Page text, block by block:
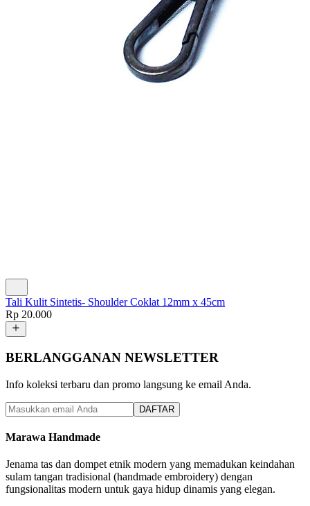
Tali Kulit Sintetis- Shoulder Coklat 12mm x 45cm
Rp 20.000
BERLANGGANAN NEWSLETTER
Info koleksi terbaru dan promo langsung ke email Anda.
DAFTAR
Marawa Handmade
Jenama tas dan dompet etnik modern yang memadukan keindahan
sulam tangan tradisional (handmade embroidery) dengan
fungsionalitas modern untuk gaya hidup dinamis yang elegan.